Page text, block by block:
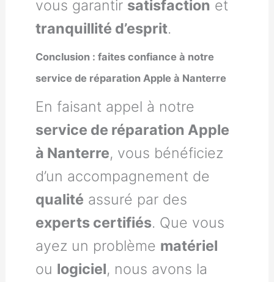
vous garantir satisfaction et
tranquillité d’esprit.
Conclusion : faites confiance à notre
service de réparation Apple à Nanterre
En faisant appel à notre
service de réparation Apple
à Nanterre, vous bénéficiez
d’un accompagnement de
qualité assuré par des
experts certifiés. Que vous
ayez un problème matériel
ou logiciel, nous avons la